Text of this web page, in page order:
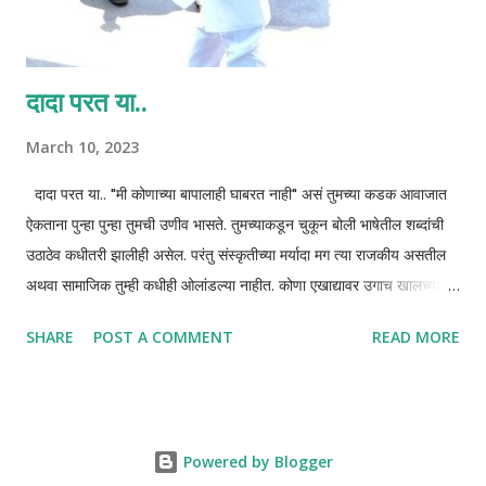
दादा परत या..
March 10, 2023
दादा परत या.. "मी कोणाच्या बापालाही घाबरत नाही" असं तुमच्या कडक आवाजात
ऐकताना पुन्हा पुन्हा तुमची उणीव भासते. तुमच्याकडून चुकून बोली भाषेतील शब्दांची
उठाठेव कधीतरी झालीही असेल. परंतु संस्कृतीच्या मर्यादा मग त्या राजकीय असतील
अथवा सामाजिक तुम्ही कधीही ओलांडल्या नाहीत. कोणा एखाद्यावर उगाच खालच्या
केल्याचं आठवत नाही. तुमचा बाज आणि दरारा वेगळाच होता आणि आहे.
आठवड्याला किंवा महिनाभरातील एखादा दौरा ठरलेलाच. हा दौरा म्हणजे साध्या
SHARE POST A COMMENT READ MORE
Powered by Blogger